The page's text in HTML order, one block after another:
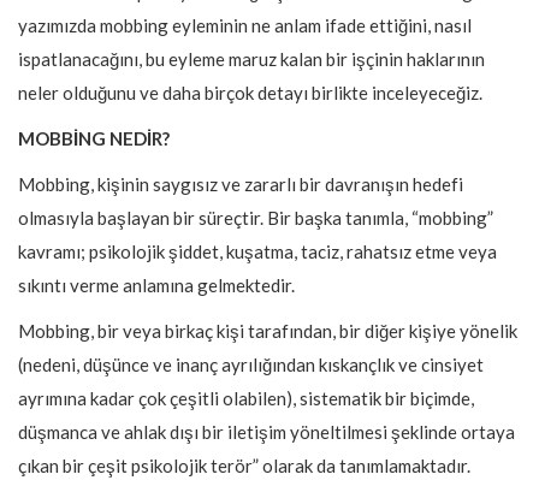
yazımızda mobbing eyleminin ne anlam ifade ettiğini, nasıl
ispatlanacağını, bu eyleme maruz kalan bir işçinin haklarının
neler olduğunu ve daha birçok detayı birlikte inceleyeceğiz.
MOBBİNG NEDİR?
Mobbing, kişinin saygısız ve zararlı bir davranışın hedefi
olmasıyla başlayan bir süreçtir. Bir başka tanımla, “mobbing”
kavramı; psikolojik şiddet, kuşatma, taciz, rahatsız etme veya
sıkıntı verme anlamına gelmektedir.
Mobbing, bir veya birkaç kişi tarafından, bir diğer kişiye yönelik
(nedeni, düşünce ve inanç ayrılığından kıskançlık ve cinsiyet
ayrımına kadar çok çeşitli olabilen), sistematik bir biçimde,
düşmanca ve ahlak dışı bir iletişim yöneltilmesi şeklinde ortaya
çıkan bir çeşit psikolojik terör” olarak da tanımlamaktadır.